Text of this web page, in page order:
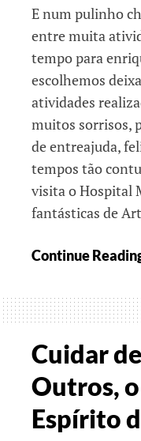
E num pulinho
entre muita
tempo para
escolhemos
atividades
muitos sorrisos,
de entreajuda,
tempos tão
visita o Hospital
fantásticas de
Continue
Cuidar
Outros,
Espírito